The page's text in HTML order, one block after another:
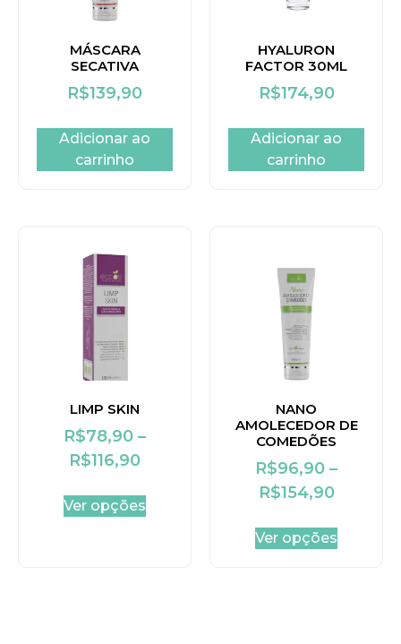
MÁSCARA
SECATIVA
R$139,90
Adicionar ao
carrinho
HYALURON
FACTOR 30ML
R$174,90
Adicionar ao
carrinho
LIMP SKIN
R$78,90 –
R$116,90
Ver opções
NANO
AMOLECEDOR DE
COMEDÕES
R$96,90 –
R$154,90
Ver opções